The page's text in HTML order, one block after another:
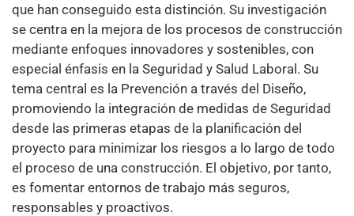
que han conseguido esta distinción. Su investigación
se centra en la mejora de los procesos de construcción
mediante enfoques innovadores y sostenibles, con
especial énfasis en la Seguridad y Salud Laboral. Su
tema central es la Prevención a través del Diseño,
promoviendo la integración de medidas de Seguridad
desde las primeras etapas de la planificación del
proyecto para minimizar los riesgos a lo largo de todo
el proceso de una construcción. El objetivo, por tanto,
es fomentar entornos de trabajo más seguros,
responsables y proactivos.